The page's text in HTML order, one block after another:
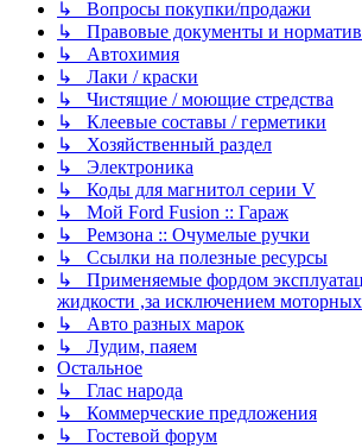
↳ Вопросы покупки/продажи
↳ Правовые документы и
↳ Автохимия
↳ Лаки / краски
↳ Чистящие / моющие стредства
↳ Клеевые составы / герметики
↳ Хозяйственный раздел
↳ Электроника
↳ Коды для магнитол серии V
↳ Мой Ford Fusion :: Гараж
↳ Ремзона :: Очумелые ручки
↳ Ссылки на полезные ресурсы
↳ Применяемые фордом
жидкости ,за исключением
↳ Авто разных марок
↳ Лудим, паяем
Остальное
↳ Глас народа
↳ Коммерческие предложения
↳ Гостевой форум